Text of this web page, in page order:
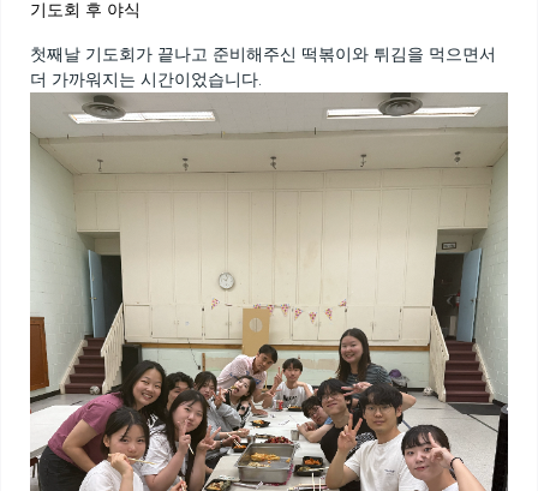
기도회 후 야식
첫째날 기도회가 끝나고 준비해주신 떡볶이와 튀김을 먹으면서
더 가까워지는 시간이었습니다.